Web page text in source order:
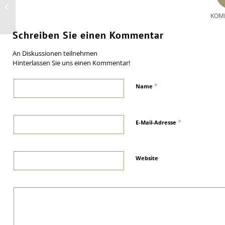
Schreiben Sie einen Kommentar
An Diskussionen teilnehmen
Hinterlassen Sie uns einen Kommentar!
Name *
E-Mail-Adresse *
Website